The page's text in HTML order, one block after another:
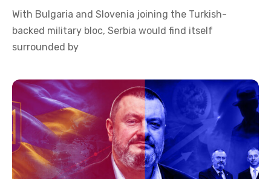
With Bulgaria and Slovenia joining the Turkish-
backed military bloc, Serbia would find itself
surrounded by